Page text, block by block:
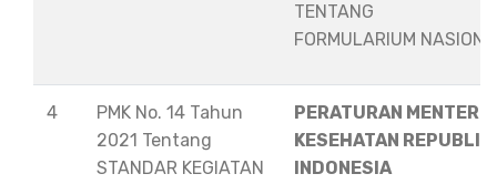
TENTANG
FORMULARIUM
4
PMK No. 14 Tahun
2021 Tentang
STANDAR KEGIATAN
PERATURAN MENTERI
KESEHATAN REPUBLIK
INDONESIA